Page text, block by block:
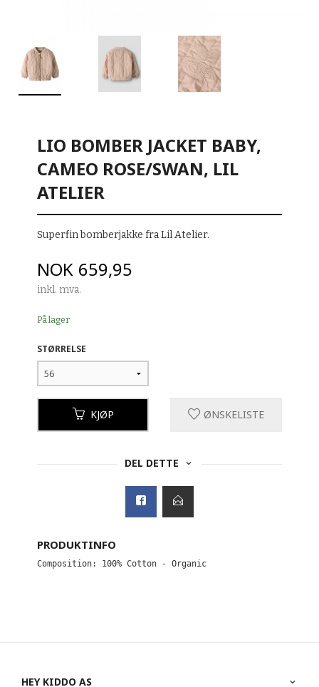
LIO BOMBER JACKET BABY,
CAMEO ROSE/SWAN, LIL
ATELIER
Superfin bomberjakke fra Lil Atelier.
Pris
NOK 659,95
inkl. mva.
På lager
STØRRELSE
KJØP ØNSKELISTE
DEL DETTE
PRODUKTINFO
HEY KIDDO AS